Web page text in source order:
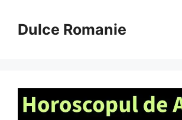
conținutDulce Romanie